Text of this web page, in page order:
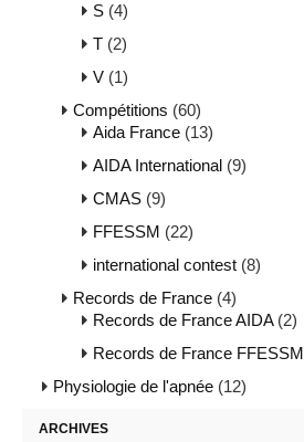
S (4)
T (2)
V (1)
Compétitions (60)
Aida France (13)
AIDA International (9)
CMAS (9)
FFESSM (22)
international contest (8)
Records de France (4)
Records de France AIDA(2)
Records de France FFESSM
Physiologie de l'apnée (12)
ARCHIVES